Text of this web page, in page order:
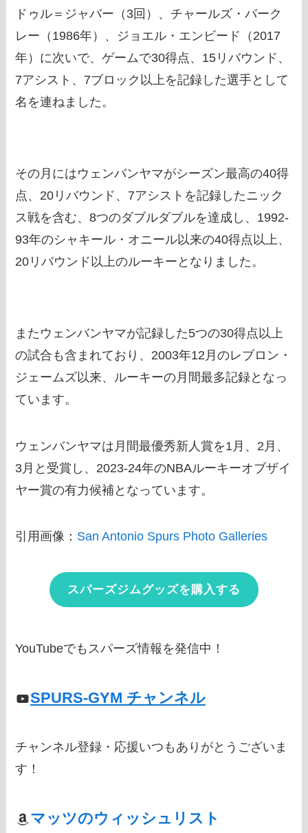
ドゥル＝ジャバー（3回）、チャールズ・バーク
レー（1986年）、ジョエル・エンビード（2017
年）に次いで、ゲームで30得点、15リバウンド、
7アシスト、7ブロック以上を記録した選手として
名を連ねました。
その月にはウェンバンヤマがシーズン最高の40得
点、20リバウンド、7アシストを記録したニック
ス戦を含む、8つのダブルダブルを達成し、1992-
93年のシャキール・オニール以来の40得点以上、
20リバウンド以上のルーキーとなりました。
またウェンバンヤマが記録した5つの30得点以上
の試合も含まれており、2003年12月のレブロン・
ジェームズ以来、ルーキーの月間最多記録となっ
ています。
ウェンバンヤマは月間最優秀新人賞を1月、2月、
3月と受賞し、2023-24年のNBAルーキーオブザイ
ヤー賞の有力候補となっています。
引用画像： San Antonio Spurs Photo Galleries
スパーズジムグッズを購入する
YouTubeでもスパーズ情報を発信中！
SPURS-GYM チャンネル
チャンネル登録・応援いつもありがとうございま
す！
マッツのウィッシュリスト